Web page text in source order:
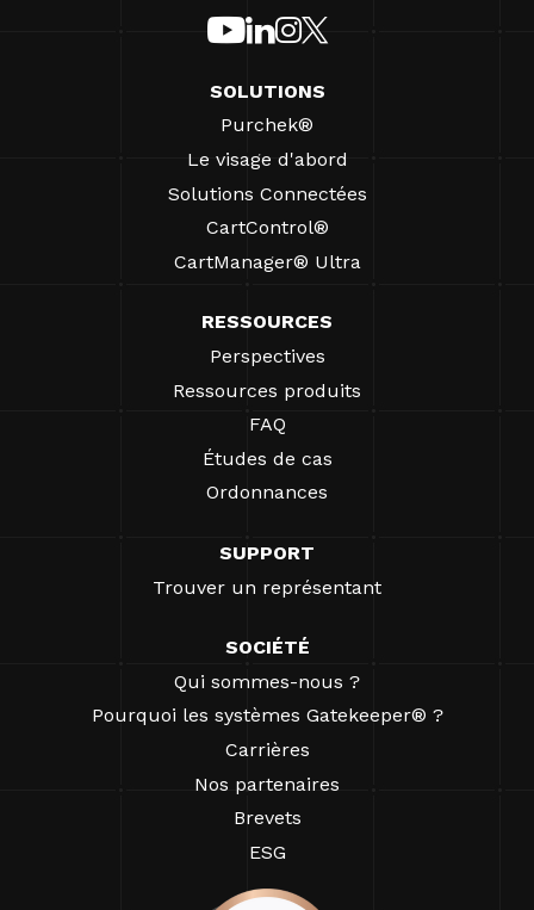
SOLUTIONS
Purchek®
Le visage d'abord
Solutions Connectées
CartControl®
CartManager® Ultra
RESSOURCES
Perspectives
Ressources produits
FAQ
Études de cas
Ordonnances
SUPPORT
Trouver un représentant
SOCIÉTÉ
Qui sommes-nous ?
Pourquoi les systèmes Gatekeeper® ?
Carrières
Nos partenaires
Brevets
ESG